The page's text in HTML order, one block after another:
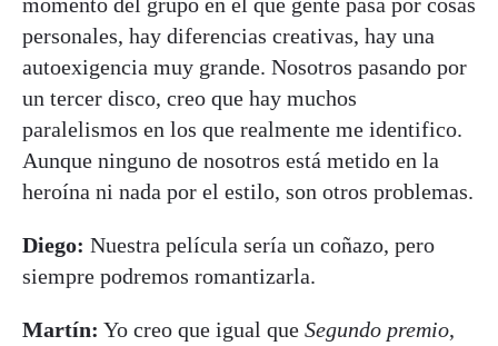
personales, hay diferencias creativas, hay una
autoexigencia muy grande. Nosotros pasando por
un tercer disco, creo que hay muchos
paralelismos en los que realmente me identifico.
Aunque ninguno de nosotros está metido en la
heroína ni nada por el estilo, son otros problemas.
Diego: Nuestra película sería un coñazo, pero
siempre podremos romantizarla.
Martín: Yo creo que igual que Segundo premio,